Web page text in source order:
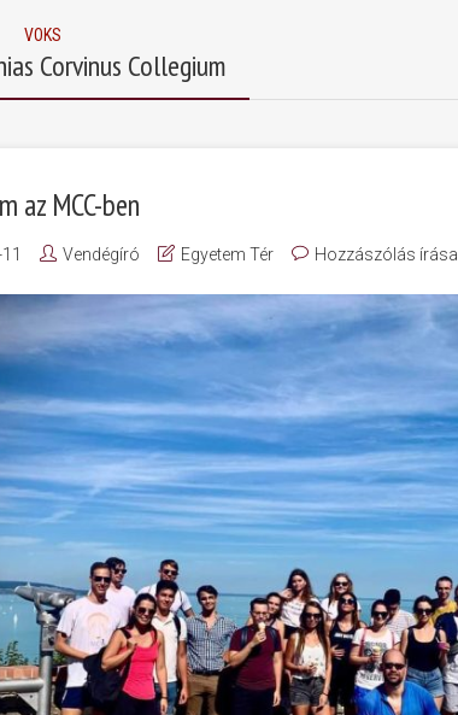
VOKS
Corvinus Collegium
az MCC-ben
Vendégíró Egyetem Tér Hozzászólás írása